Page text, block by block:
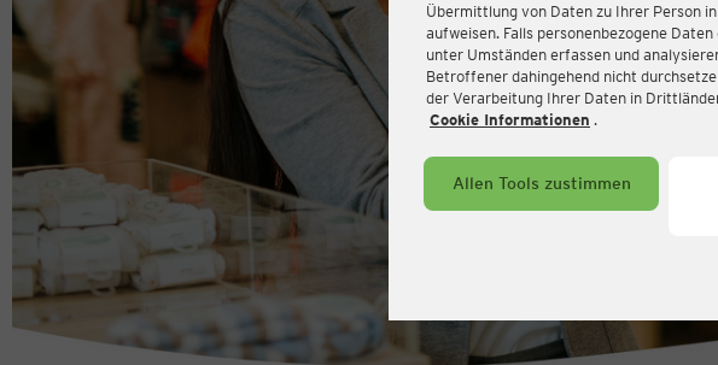
Übermittlung von Daten zu Ihrer Person
aufweisen. Falls personenbezogene
unter Umständen erfassen und
Betroffener dahingehend nicht
der Verarbeitung Ihrer Daten in
Cookie Informationen .
Allen Tools zustimmen